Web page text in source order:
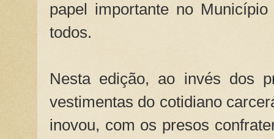
papel importante no
todos.
Nesta edição, ao invés dos
vestimentas do cotidiano
inovou, com os presos